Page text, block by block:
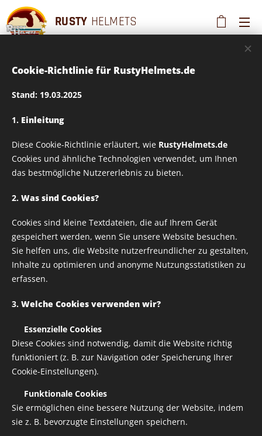
RUSTY HELMETS
Diese Seite ist nur
für registrierte
Mitglieder einsehbar
registrierten Mitgliedern zur Verfügung
stehen. Bitte loggen Sie sich ein oder erstellen
Sie einen neuen Zugang zu den privaten
Noch kein Mitglied?
Einige Inhalte dieser Webseite sind nur für
registrierte Mitglieder einsehbar. Erstellen Sie ein
Konto und erhalten Sie Zugang zu den geschützten
Seiten und Inhalten der Webseite.
Cookie-Richtlinie für RustyHelmets.de
Stand: 19.03.2025
1. Einleitung
Diese Cookie-Richtlinie erläutert, wie RustyHelmets.de
Cookies und ähnliche Technologien verwendet, um Ihnen
das bestmögliche Nutzererlebnis zu bieten.
2. Was sind Cookies?
Cookies sind kleine Textdateien, die auf Ihrem Gerät
gespeichert werden, wenn Sie unsere Website besuchen.
Sie helfen uns, die Website nutzerfreundlicher zu gestalten,
Inhalte zu optimieren und anonyme Nutzungsstatistiken zu
erfassen.
3. Welche Cookies verwenden wir?
Essenzielle Cookies
Diese Cookies sind notwendig, damit die Website richtig
funktioniert (z. B. zur Navigation oder Speicherung Ihrer
Cookie-Einstellungen).
Funktionale Cookies
Sie ermöglichen eine bessere Nutzung der Website, indem
sie z. B. bevorzugte Einstellungen speichern.